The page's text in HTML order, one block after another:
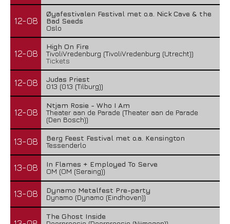
12-08
Øyafestivalen Festival met o.a. Nick Cave & the
Bad Seeds
Oslo
12-08
High On Fire
TivoliVredenburg (TivoliVredenburg (Utrecht))
Tickets
12-08
Judas Priest
013 (013 (Tilburg))
12-08
Ntjam Rosie - Who I Am
Theater aan de Parade (Theater aan de Parade
(Den Bosch))
13-08
Berg Feest Festival met o.a. Kensington
Tessenderlo
13-08
In Flames + Employed To Serve
OM (OM (Seraing))
13-08
Dynamo Metalfest Pre-party
Dynamo (Dynamo (Eindhoven))
The Ghost Inside